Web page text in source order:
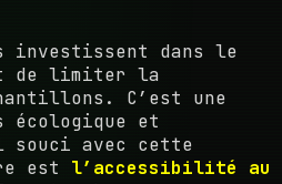
investissent dans le
de limiter la
C’est une
et
souci avec cette
est l’accessibilité au